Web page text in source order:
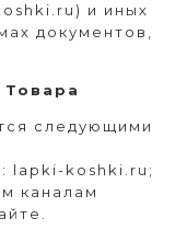
) и иных
документов,
следующими
lapki-koshki.ru ;
каналам